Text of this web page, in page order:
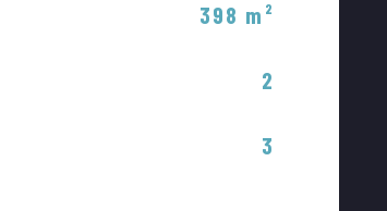
398 m²
2
3